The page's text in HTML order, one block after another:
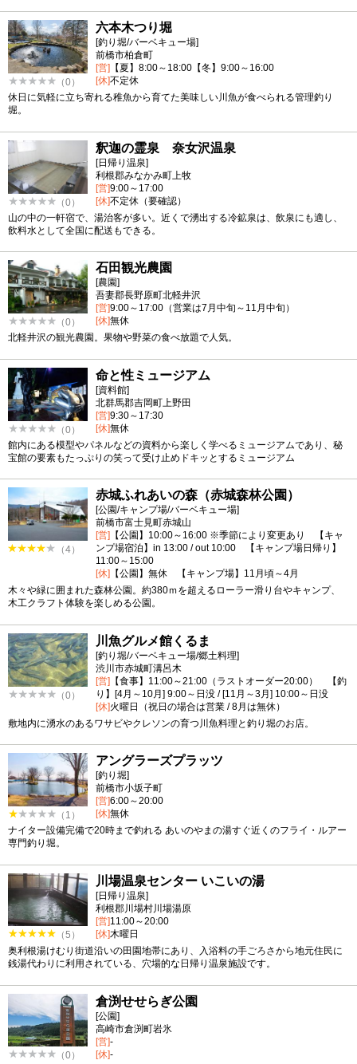
（0）
六本木つり堀
[釣り堀/バーベキュー場]
前橋市柏倉町
[営] 【夏】8:00～18:00【冬】9:00～16:00
[休]不定休
休日に気軽に立ち寄れる稚魚から育てた美味しい川魚が食べられる管理釣り
堀。
（0）
釈迦の霊泉 奈女沢温泉
[日帰り温泉]
利根郡みなかみ町上牧
[営]9:00～17:00
[休]不定休（要確認）
山の中の一軒宿で、湯治客が多い。近くで湧出する冷鉱泉は、飲泉にも適し、
飲料水として全国に配送もできる。
（0）
石田観光農園
[農園]
吾妻郡長野原町北軽井沢
[営]9:00～17:00（営業は7月中旬～11月中旬）
[休]無休
北軽井沢の観光農園。果物や野菜の食べ放題で人気。
（0）
命と性ミュージアム
[資料館]
北群馬郡吉岡町上野田
[営]9:30～17:30
[休]無休
館内にある模型やパネルなどの資料から楽しく学べるミュージアムであり、秘
宝館の要素もたっぷりの笑って受け止めドキッとするミュージアム
（4）
赤城ふれあいの森（赤城森林公園）
[公園/キャンプ場/バーベキュー場]
前橋市富士見町赤城山
[営] 【公園】10:00～16:00 ※季節により変更あり 【キャ
ンプ場宿泊】in 13:00 / out 10:00 【キャンプ場日帰り】
11:00～15:00
[休] 【公園】無休 【キャンプ場】11月頃～4月
木々や緑に囲まれた森林公園。約380ｍを超えるローラー滑り台やキャンプ、
木工クラフト体験を楽しめる公園。
（0）
川魚グルメ館くるま
[釣り堀/バーベキュー場/郷土料理]
渋川市赤城町溝呂木
[営] 【食事】11:00～21:00（ラストオーダー20:00） 【釣
り】[4月～10月] 9:00～日没 / [11月～3月] 10:00～日没
[休]火曜日（祝日の場合は営業 / 8月は無休）
敷地内に湧水のあるワサビやクレソンの育つ川魚料理と釣り堀のお店。
（1）
アングラーズプラッツ
[釣り堀]
前橋市小坂子町
[営]6:00～20:00
[休]無休
ナイター設備完備で20時まで釣れる あいのやまの湯すぐ近くのフライ・ルアー
専門釣り堀。
（5）
川場温泉センター いこいの湯
[日帰り温泉]
利根郡川場村川場湯原
[営]11:00～20:00
[休]木曜日
奥利根湯けむり街道沿いの田園地帯にあり、入浴料の手ごろさから地元住民に
銭湯代わりに利用されている、穴場的な日帰り温泉施設です。
（0）
倉渕せせらぎ公園
[公園]
高崎市倉渕町岩氷
[営]-
[休]-